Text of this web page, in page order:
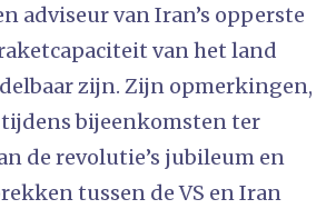
adviseur van Iran’s opperste
van het land
zijn. Zijn opmerkingen,
bijeenkomsten ter
de revolutie’s jubileum en
tussen de VS en Iran